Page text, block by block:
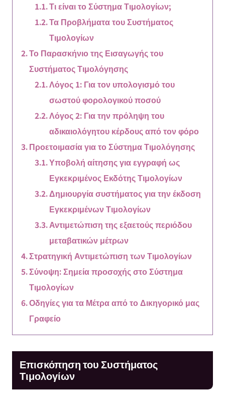
Τι είναι το Σύστημα Τιμολογίων;
Τα Προβλήματα του Συστήματος
Τιμολογίων
Το Παρασκήνιο της Εισαγωγής του
Συστήματος Τιμολόγησης
Λόγος 1: Για τον υπολογισμό του
σωστού φορολογικού ποσού
Λόγος 2: Για την πρόληψη του
αδικαιολόγητου κέρδους από τον φόρο
Προετοιμασία για το Σύστημα Τιμολόγησης
Υποβολή αίτησης για εγγραφή ως
Εγκεκριμένος Εκδότης Τιμολογίων
Δημιουργία συστήματος για την έκδοση
Εγκεκριμένων Τιμολογίων
Αντιμετώπιση της εξαετούς περιόδου
μεταβατικών μέτρων
Στρατηγική Αντιμετώπιση των Τιμολογίων
Σύνοψη: Σημεία προσοχής στο Σύστημα
Τιμολογίων
Οδηγίες για τα Μέτρα από το Δικηγορικό μας
Γραφείο
Επισκόπηση του Συστήματος
Τιμολογίων